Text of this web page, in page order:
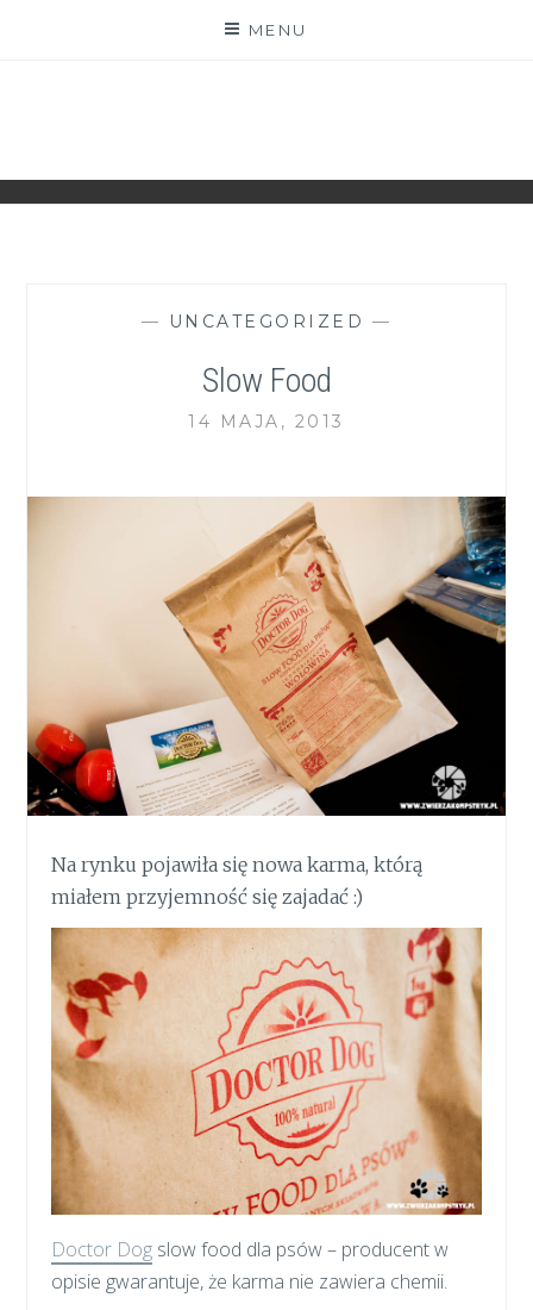
MENU
— UNCATEGORIZED —
Slow Food
14 MAJA, 2013
Na rynku pojawiła się nowa karma, którą
miałem przyjemność się zajadać :)
Doctor Dog slow food dla psów – producent w
opisie gwarantuje, że karma nie zawiera chemii.